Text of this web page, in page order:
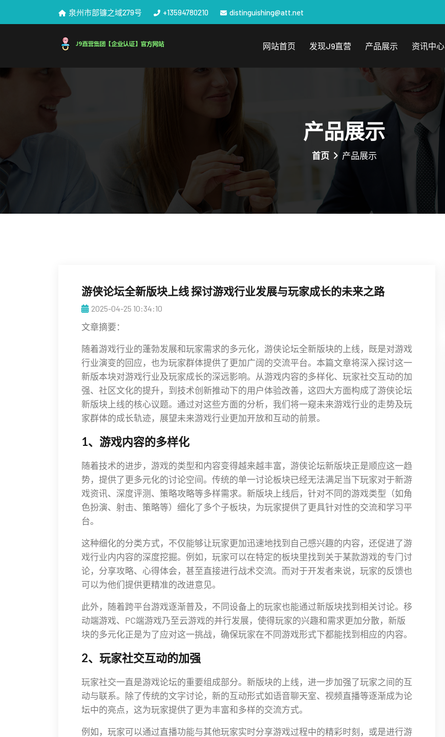
泉州市部镰之域279号 +13594780210 distinguishing@att.net
网站首页 发现J9直营 产品展示 资讯中心
产品展示
首页 产品展示
游侠论坛全新版块上线 探讨游戏行业发展与玩家成长的未来之路
2025-04-25 10:34:10
文章摘要：
随着游戏行业的蓬勃发展和玩家需求的多元化，游侠论坛全新版块的上线，既是对游戏
行业演变的回应，也为玩家群体提供了更加广阔的交流平台。本篇文章将深入探讨这一
新版本块对游戏行业及玩家成长的深远影响。从游戏内容的多样化、玩家社交互动的加
强、社区文化的提升，到技术创新推动下的用户体验改善，这四大方面构成了游侠论坛
新版块上线的核心议题。通过对这些方面的分析，我们将一窥未来游戏行业的走势及玩
家群体的成长轨迹，展望未来游戏行业更加开放和互动的前景。
1、游戏内容的多样化
随着技术的进步，游戏的类型和内容变得越来越丰富，游侠论坛新版块正是顺应这一趋
势，提供了更多元化的讨论空间。传统的单一讨论板块已经无法满足当下玩家对于新游
戏资讯、深度评测、策略攻略等多样需求。新版块上线后，针对不同的游戏类型（如角
色扮演、射击、策略等）细化了多个子板块，为玩家提供了更具针对性的交流和学习平
台。
这种细化的分类方式，不仅能够让玩家更加迅速地找到自己感兴趣的内容，还促进了游
戏行业内内容的深度挖掘。例如，玩家可以在特定的板块里找到关于某款游戏的专门讨
论，分享攻略、心得体会，甚至直接进行战术交流。而对于开发者来说，玩家的反馈也
可以为他们提供更精准的改进意见。
此外，随着跨平台游戏逐渐普及，不同设备上的玩家也能通过新版块找到相关讨论。移
动端游戏、PC端游戏乃至云游戏的并行发展，使得玩家的兴趣和需求更加分散，新版
块的多元化正是为了应对这一挑战，确保玩家在不同游戏形式下都能找到相应的内容。
2、玩家社交互动的加强
玩家社交一直是游戏论坛的重要组成部分。新版块的上线，进一步加强了玩家之间的互
动与联系。除了传统的文字讨论，新的互动形式如语音聊天室、视频直播等逐渐成为论
坛中的亮点，这为玩家提供了更为丰富和多样的交流方式。
例如，玩家可以通过直播功能与其他玩家实时分享游戏过程中的精彩时刻，或是进行游